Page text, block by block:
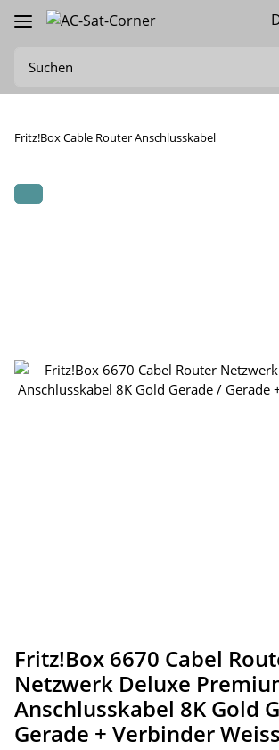
Fritz!Box Cable Router Anschlusskabel
Fritz!Box 6670 Cabel
Netzwerk Deluxe
Anschlusskabel 8K Gold
Gerade + Verbinder